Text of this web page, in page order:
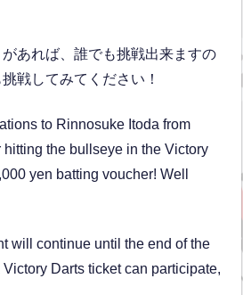
あれば、誰でも挑戦出来ますの
戦してみてください！
to Rinnosuke Itoda from
hitting the bullseye in the Victory
yen batting voucher! Well
will continue until the end of the
Darts ticket can participate,